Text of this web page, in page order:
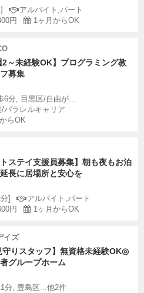
アルバイト,パート
円
1ヶ月からOK
2～未経験OK】プログラミング教
募集
6分, 目黒区/自由が...
パラレルキャリア
らOK
トステイ支援員募集】朝も夜もお泊
長に居場所と安心を
]
アルバイト,パート
円
1ヶ月からOK
イズ
守りスタッフ】無資格未経験OK◎
グループホーム
分, 豊島区...他2件